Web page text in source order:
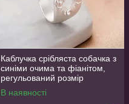
Каблучка срібляста собачка з
синіми очима та фіанітом,
регульований розмір
AurumLux016
В наявності